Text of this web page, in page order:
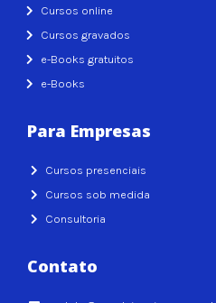
Cursos online
Cursos gravados
e-Books gratuitos
e-Books
Para Empresas
Cursos presenciais
Cursos sob medida
Consultoria
Contato